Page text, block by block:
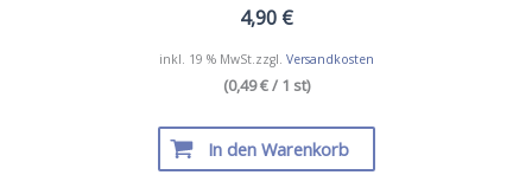
4,90 €
inkl. 19 % MwSt.zzgl. Versandkosten
(0,49 € / 1 st)
In den Warenkorb